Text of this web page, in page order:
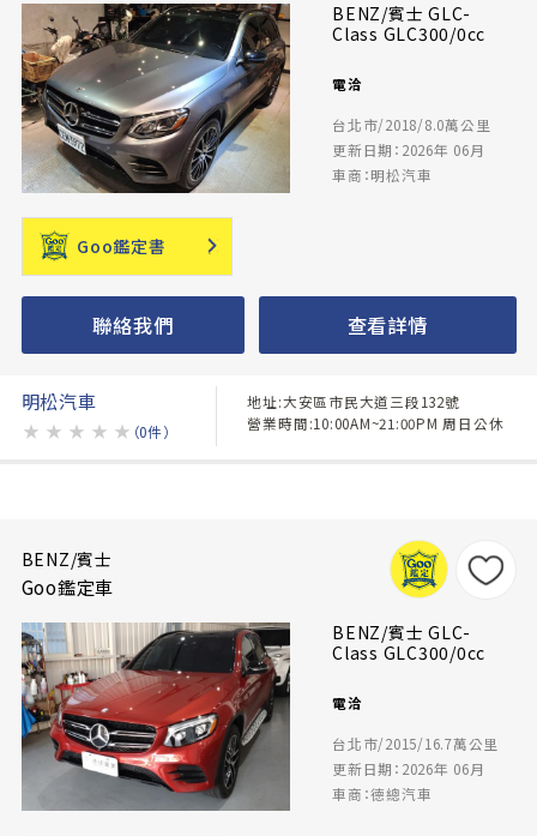
BENZ/賓士 GLC-
Class GLC300/0cc
電洽
台北市/2018/8.0萬公里
更新日期：2026年 06月
車商：明松汽車
Goo鑑定書
聯絡我們 查看詳情
明松汽車
★ ★ ★ ★ ★ （0件）
地址:大安區市民大道三段132號
營業時間:10:00AM~21:00PM 周日公休
BENZ/賓士
Goo鑑定車
BENZ/賓士 GLC-
Class GLC300/0cc
電洽
台北市/2015/16.7萬公里
更新日期：2026年 06月
車商：德總汽車